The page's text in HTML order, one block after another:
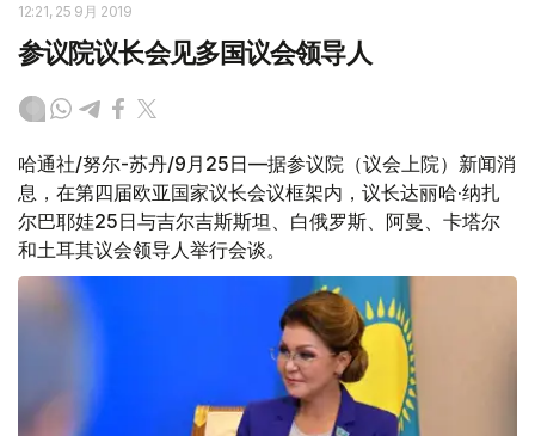
12:21, 25 9月 2019
参议院议长会见多国议会领导人
哈通社/努尔-苏丹/9月25日—据参议院（议会上院）新闻消
息，在第四届欧亚国家议长会议框架内，议长达丽哈·纳扎
尔巴耶娃25日与吉尔吉斯斯坦、白俄罗斯、阿曼、卡塔尔
和土耳其议会领导人举行会谈。